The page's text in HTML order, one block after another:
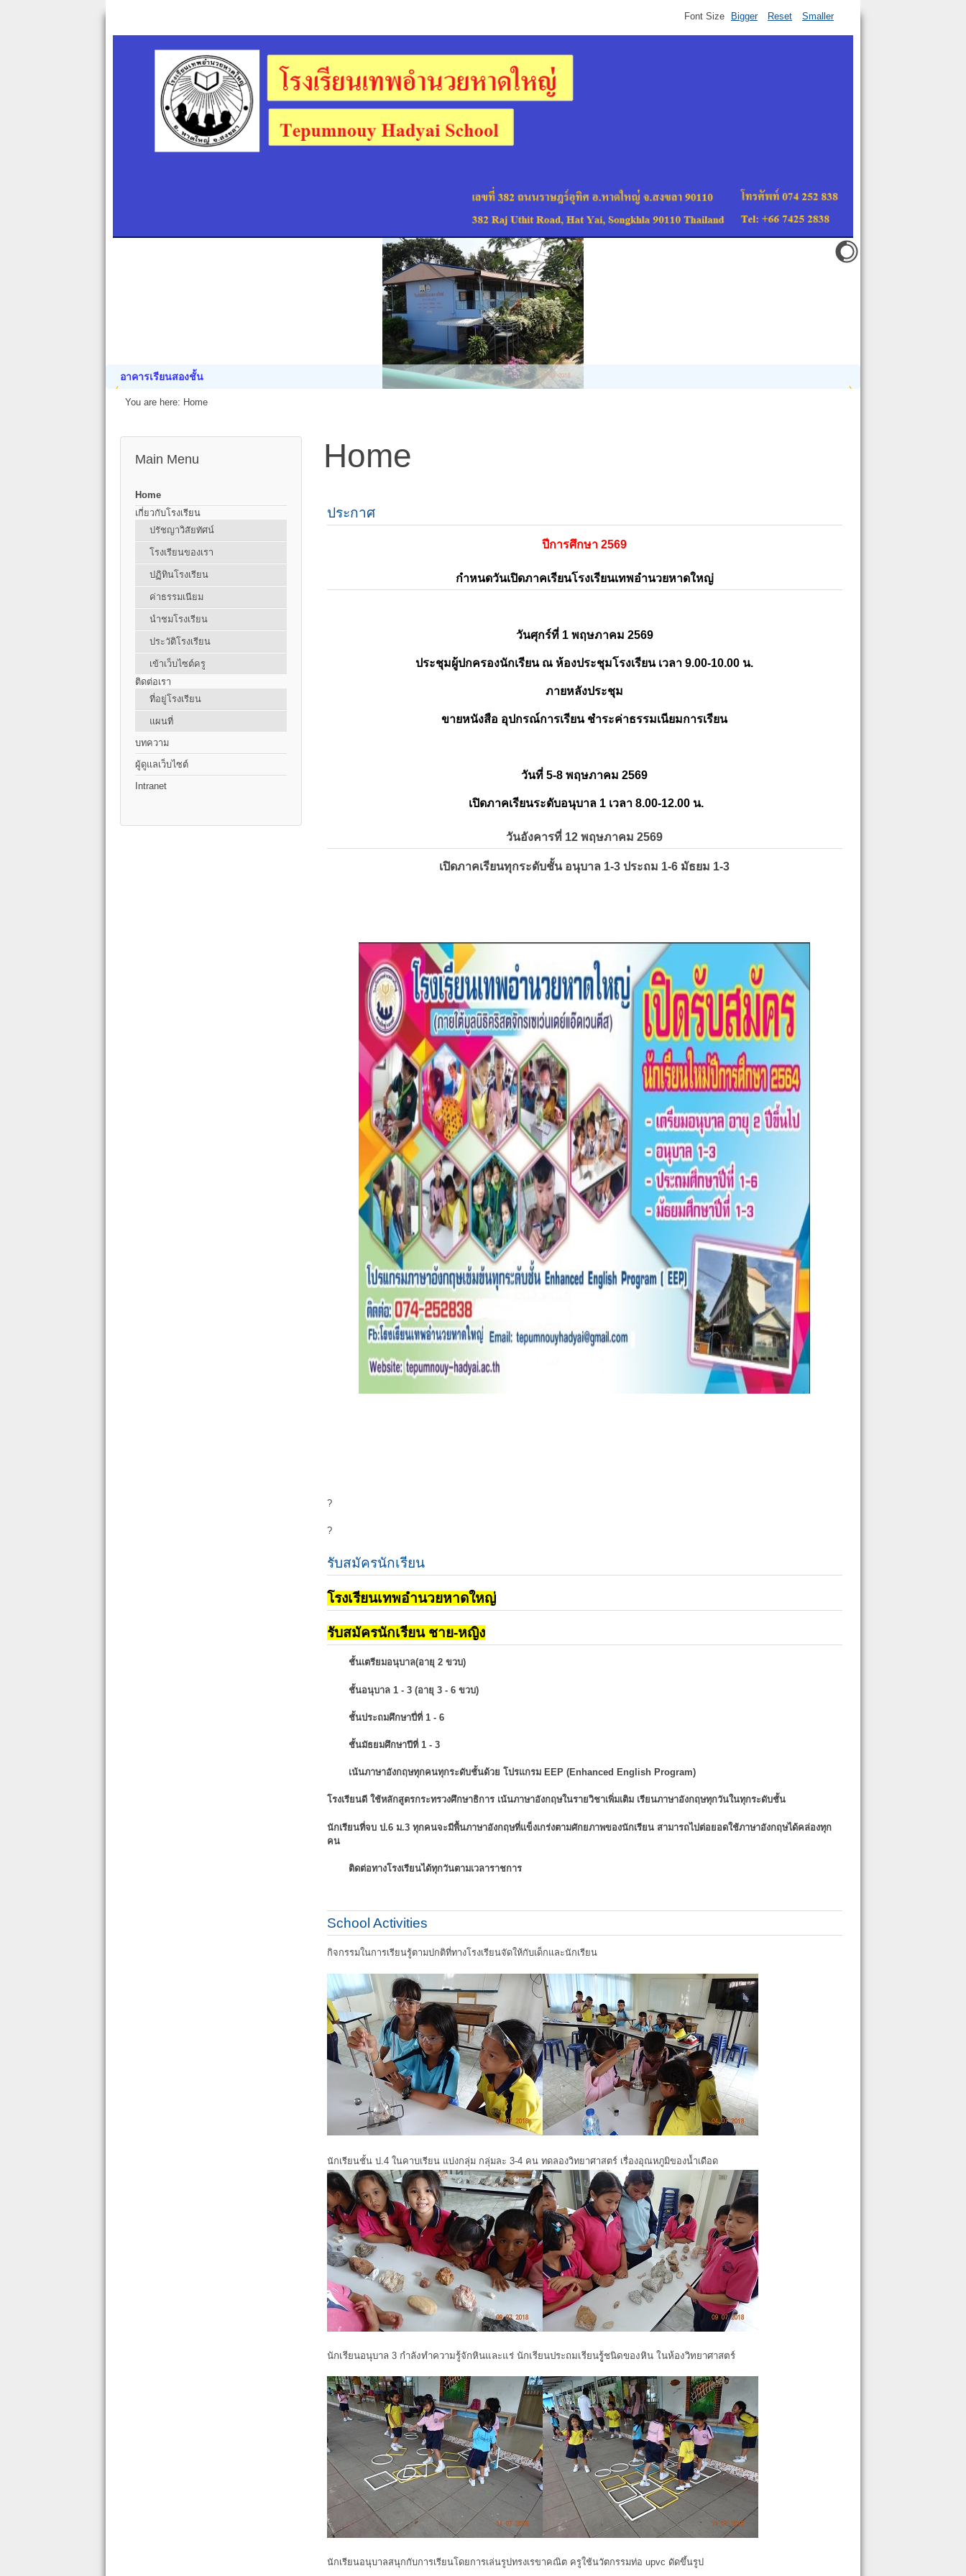
อาคารเรียนสองชั้น
Font Size Bigger Reset Smaller
You are here: Home
Main Menu
Home
เกี่ยวกับโรงเรียน
ปรัชญาวิสัยทัศน์
โรงเรียนของเรา
ปฏิทินโรงเรียน
ค่าธรรมเนียม
นำชมโรงเรียน
ประวัติโรงเรียน
เข้าเว็บไซต์ครู
ติดต่อเรา
ที่อยู่โรงเรียน
แผนที่
บทความ
ผู้ดูแลเว็บไซต์
Intranet
Home
ประกาศ
ปีการศึกษา 2569
กำหนดวันเปิดภาคเรียนโรงเรียนเทพอำนวยหาดใหญ่
วันศุกร์ที่ 1 พฤษภาคม 2569
ประชุมผู้ปกครองนักเรียน ณ ห้องประชุมโรงเรียน เวลา 9.00-10.00 น.
ภายหลังประชุม
ขายหนังสือ อุปกรณ์การเรียน ชำระค่าธรรมเนียมการเรียน
วันที่ 5-8 พฤษภาคม 2569
เปิดภาคเรียนระดับอนุบาล 1 เวลา 8.00-12.00 น.
วันอังคารที่ 12 พฤษภาคม 2569
เปิดภาคเรียนทุกระดับชั้น อนุบาล 1-3 ประถม 1-6 มัธยม 1-3
?
?
รับสมัครนักเรียน
โรงเรียนเทพอำนวยหาดใหญ่
รับสมัครนักเรียน ชาย-หญิง
ชั้นเตรียมอนุบาล(อายุ 2 ขวบ)
ชั้นอนุบาล 1 - 3 (อายุ 3 - 6 ขวบ)
ชั้นประถมศึกษาปี่ที่ 1 - 6
ชั้นมัธยมศึกษาปีที่ 1 - 3
เน้นภาษาอังกฤษทุกคนทุกระดับชั้นด้วย โปรแกรม EEP (Enhanced English Program)
โรงเรียนดี ใช้หลักสูตรกระทรวงศึกษาธิการ เน้นภาษาอังกฤษในรายวิชาเพิ่มเติม เรียนภาษาอังกฤษทุกวันในทุกระดับชั้น
นักเรียนที่จบ ป.6 ม.3 ทุกคนจะมีพื้นภาษาอังกฤษที่แข็งเกร่งตามศักยภาพของนักเรียน สามารถไปต่อยอดใช้ภาษาอังกฤษได้คล่องทุก
คน
ติดต่อทางโรงเรียนได้ทุกวันตามเวลาราชการ
School Activities
กิจกรรมในการเรียนรู้ตามปกติที่ทางโรงเรียนจัดให้กับเด็กและนักเรียน
นักเรียนชั้น ป.4 ในคาบเรียน แบ่งกลุ่ม กลุ่มละ 3-4 คน ทดลองวิทยาศาสตร์ เรื่องอุณหภูมิของน้ำเดือด
นักเรียนอนุบาล 3 กำลังทำความรู้จักหินและแร่ นักเรียนประถมเรียนรูู้ชนิดของหิน ในห้องวิทยาศาสตร์
นักเรียนอนุบาลสนุกกับการเรียนโดยการเล่นรูปทรงเรขาคณิต ครูใช้นวัตกรรมท่อ upvc ดัดขึ้นรูป